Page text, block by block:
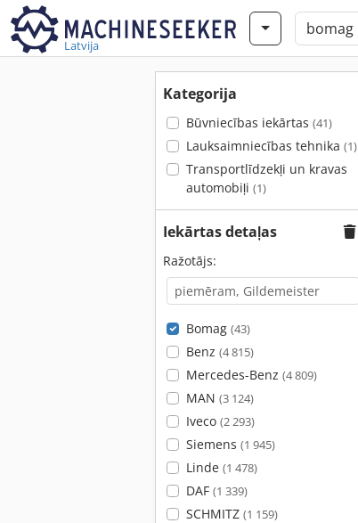
Latvija
Kategorija
Būvniecības iekārtas (41)
Lauksaimniecības tehnika (1)
Transportlīdzekļi un kravas
automobiļi (1)
Iekārtas detaļas
Ražotājs:
Bomag (43)
Benz (4 815)
Mercedes-Benz (4 809)
MAN (3 124)
Iveco (2 293)
Siemens (1 945)
Linde (1 478)
DAF (1 339)
SCHMITZ (1 159)